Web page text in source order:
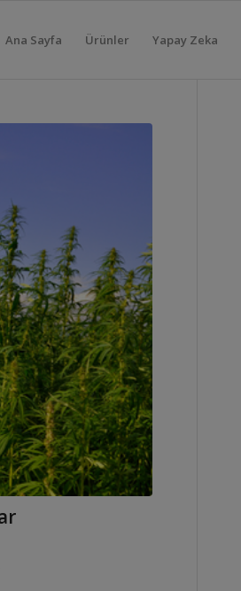
Ana Sayfa Ürünler Yapay Zeka